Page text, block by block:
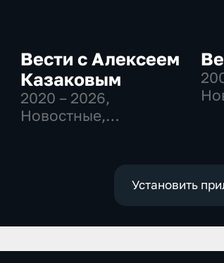
Вести с Алексеем
Казаковым
2020 – 2026,
Новостные,
Установить